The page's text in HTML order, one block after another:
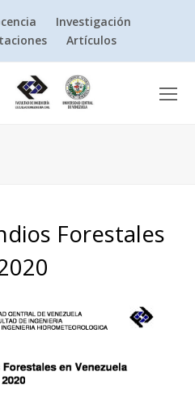
Investigación
Artículos
Forestales